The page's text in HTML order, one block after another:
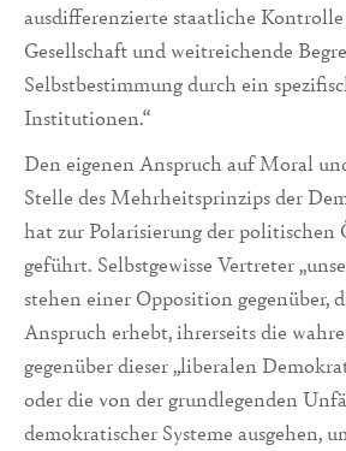
ausdifferenzierte staatliche
Gesellschaft und weitreichende
Selbstbestimmung durch ein
Institutionen.“
Den eigenen Anspruch auf Moral
Stelle des Mehrheitsprinzips der
hat zur Polarisierung der
geführt. Selbstgewisse Vertreter
stehen einer Opposition gegenüber,
Anspruch erhebt, ihrerseits die
gegenüber dieser „liberalen
oder die von der grundlegenden
demokratischer Systeme ausgehen,